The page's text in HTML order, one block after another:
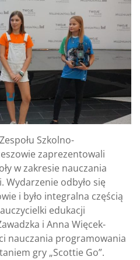
Szkolno-
zaprezentowali
w zakresie nauczania
odbyło się
i było integralna częścią
edukacji
i Anna Więcek-
nauczania programowania
gry „Scottie Go”.